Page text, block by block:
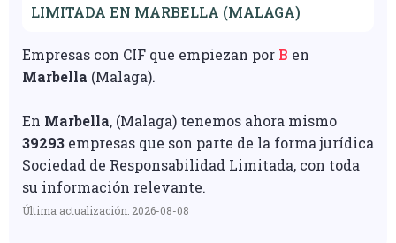
LIMITADA EN MARBELLA (MALAGA)
Empresas con CIF que empiezan por B en
Marbella (Malaga).
En Marbella, (Malaga) tenemos ahora mismo
39293 empresas que son parte de la forma jurídica
Sociedad de Responsabilidad Limitada, con toda
su información relevante.
Última actualización: 2026-08-08